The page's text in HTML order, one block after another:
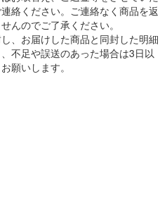
絡ください。ご連絡なく商品を返
んのでご了承ください。
、お届けした商品と同封した明細
不足や誤送のあった場合は3日以
願いします。